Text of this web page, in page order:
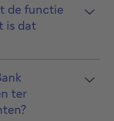
de functie
is dat
ter